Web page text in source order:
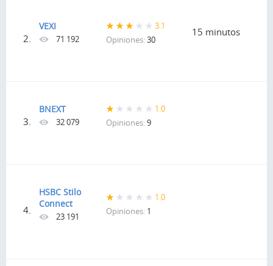
2.
VEXI
71 192
3.1
Opiniones:30
15 minutos
3.
BNEXT
32 079
1.0
Opiniones:9
4.
HSBC Stilo
Connect
23 191
1.0
Opiniones: 1